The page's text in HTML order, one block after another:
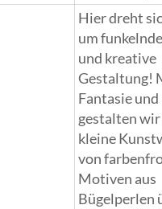
Hier dreht
um
und kreative
Gestaltung!
Fantasie und
gestalten wir
kleine
von
Motiven aus
Bügelperlen